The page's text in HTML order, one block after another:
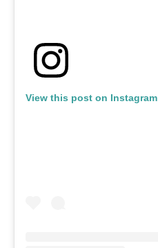
View this post on Instagram